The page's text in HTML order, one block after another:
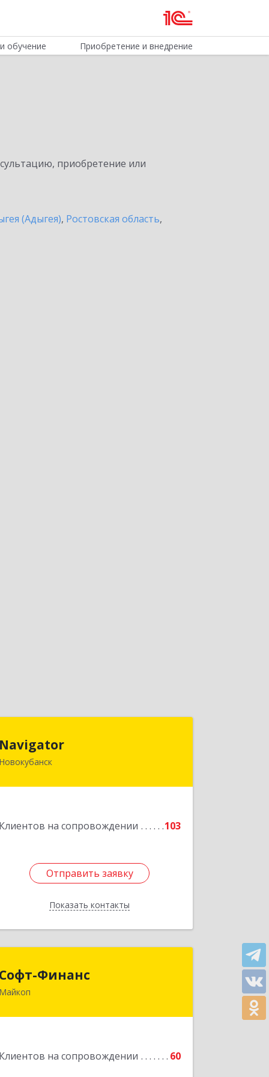
обучение Приобретение и внедрение
приобретение или
(Адыгея), Ростовская область,
Navigator
Новокубанск
Клиентов на сопровождении 103
Отправить заявку
Показать контакты
352240, Краснодарский край,
Отправить заявку
Назад
Софт-Финанс
Майкоп
Клиентов на сопровождении 60